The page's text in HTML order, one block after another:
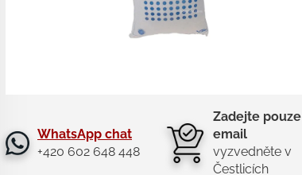
WhatsApp chat
+420 602 648 448
Zadejte pouze
email
vyzvedněte v
Čestlicích